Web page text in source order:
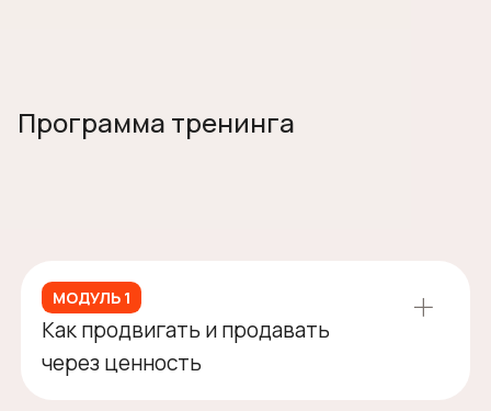
Программа тренинга